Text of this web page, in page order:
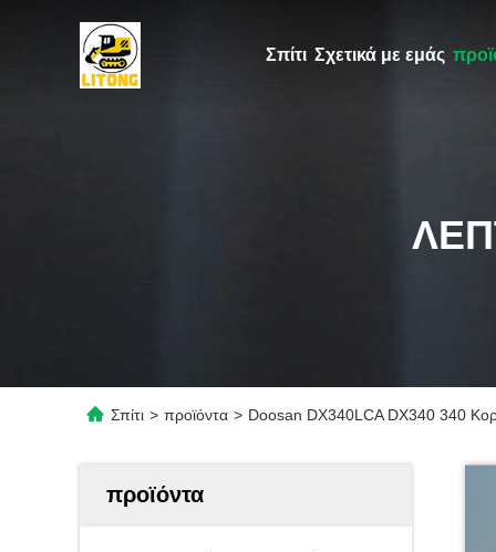
Σπίτι Σχετικά με εμάς
Σπίτι > προϊόντα > Doosan DX340LCA DX340 340
προϊόντα